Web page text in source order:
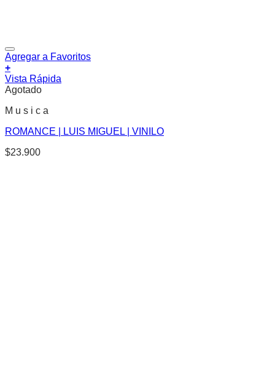
Agregar a Favoritos
+
Vista Rápida
Agotado
M u s i c a
ROMANCE | LUIS MIGUEL | VINILO
$23.900